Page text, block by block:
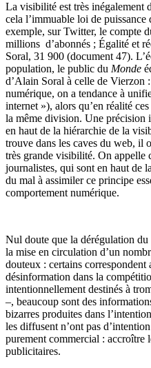
La visibilité est très inégalement
cela l’immuable loi de puissance
exemple, sur Twitter, le compte
millions d’abonnés ; Égalité et
Soral, 31 900 (document 47).
population, le public du Monde
d’Alain Soral à celle de Vierzon
numérique, on a tendance à
internet »), alors qu’en réalité
la même division. Une précision
en haut de la hiérarchie de la
trouve dans les caves du web, il
très grande visibilité. On appelle
journalistes, qui sont en haut de
du mal à assimiler ce principe
comportement numérique.
Nul doute que la dérégulation
la mise en circulation d’un
douteux : certains correspondent
désinformation dans la
intentionnellement destinés à
–, beaucoup sont des
bizarres produites dans
les diffusent n’ont pas
purement commercial : accroître
publicitaires.